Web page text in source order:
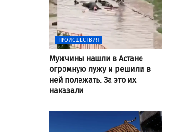
ПРОИСШЕСТВИЯ
Мужчины нашли в Астане
огромную лужу и решили в
ней полежать. За это их
наказали